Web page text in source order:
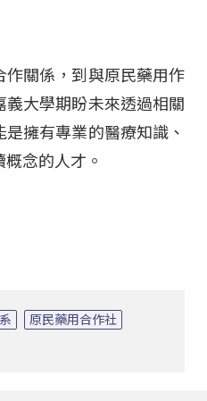
關係，到與原民藥用作
大學期盼未來透過相關
擁有專業的醫療知識、
念的人才。
原民藥用合作社